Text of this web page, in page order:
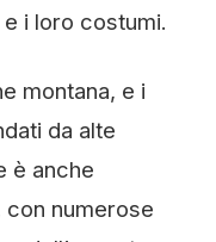
i loro costumi.
montana, e i
da alte
è anche
con numerose